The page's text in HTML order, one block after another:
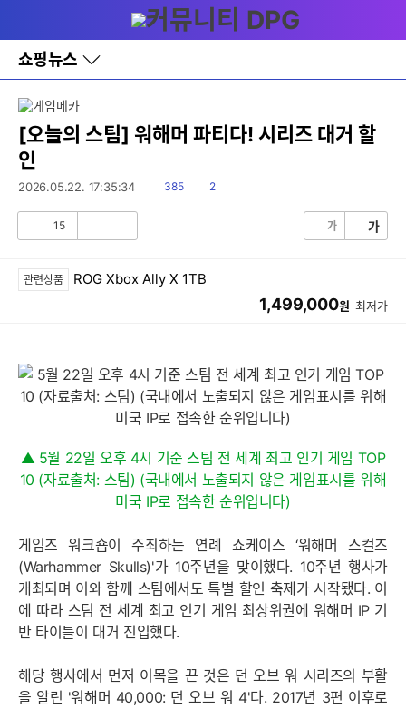
와
홈
쇼핑뉴스
바
로
레
이
토
[오늘의 스팀] 워해머 파티다! 시리즈 대거 할
인
2026.05.22. 17:35:34
읽
385
댓
2
15 가 가
관련상품 ROG Xbox Ally X 1TB
1,499,000원 최저가
▲ 5월 22일 오후 4시 기준 스팀 전 세계 최고 인기 게임 TOP
10 (자료출처: 스팀) (국내에서 노출되지 않은 게임표시를 위해
미국 IP로 접속한 순위입니다)
게임즈 워크숍이 주최하는 연례 쇼케이스 ‘워해머 스컬즈
(Warhammer Skulls)'가 10주년을 맞이했다. 10주년 행사가
개최되며 이와 함께 스팀에서도 특별 할인 축제가 시작됐다. 이
에 따라 스팀 전 세계 최고 인기 게임 최상위권에 워해머 IP 기
반 타이틀이 대거 진입했다.
해당 행사에서 먼저 이목을 끈 것은 던 오브 워 시리즈의 부활
을 알린 '워해머 40,000: 던 오브 워 4'다. 2017년 3편 이후로